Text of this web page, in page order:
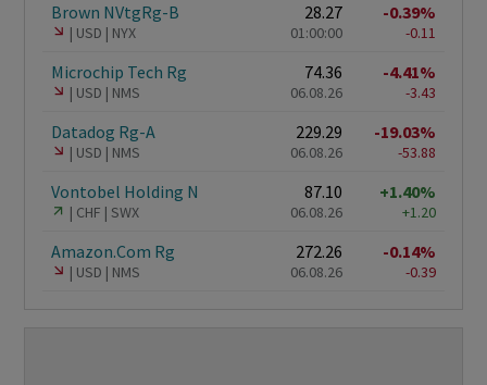
Brown NVtgRg-B
USD NYX
28.27
01:00:00
-0.39%
-0.11
Microchip Tech Rg
USD NMS
74.36
06.08.26
-4.41%
-3.43
Datadog Rg-A
USD NMS
229.29
06.08.26
-19.03%
-53.88
Vontobel Holding N
CHF SWX
87.10
06.08.26
+1.40%
+1.20
Amazon.Com Rg
USD NMS
272.26
06.08.26
-0.14%
-0.39